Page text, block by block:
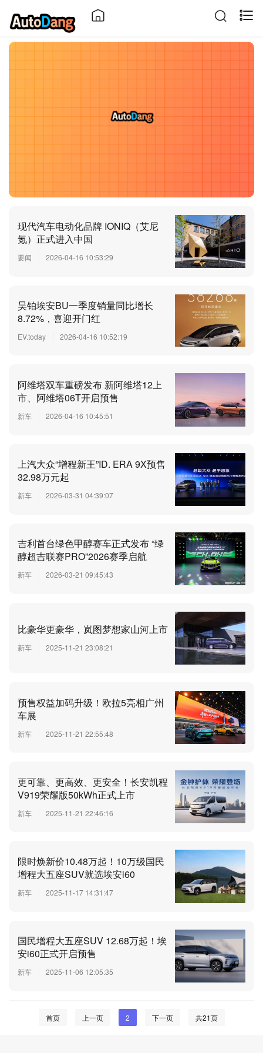
现代汽车电动化品牌 IONIQ（艾尼
氪）正式进入中国
要闻 2026-04-16 10:53:29
昊铂埃安BU一季度销量同比增长
8.72%，喜迎开门红
EV.today 2026-04-16 10:52:19
阿维塔双车重磅发布 新阿维塔12上
市、阿维塔06T开启预售
新车 2026-04-16 10:45:51
上汽大众“增程新王”ID. ERA 9X预售
32.98万元起
新车 2026-03-31 04:39:07
吉利首台绿色甲醇赛车正式发布 “绿
醇超吉联赛PRO”2026赛季启航
新车 2026-03-21 09:45:43
比豪华更豪华，岚图梦想家山河上市
新车 2025-11-21 23:08:21
预售权益加码升级！欧拉5亮相广州
车展
新车 2025-11-21 22:55:48
更可靠、更高效、更安全！长安凯程
V919荣耀版50kWh正式上市
新车 2025-11-21 22:46:16
限时焕新价10.48万起！10万级国民
增程大五座SUV就选埃安i60
新车 2025-11-17 14:31:47
国民增程大五座SUV 12.68万起！埃
安i60正式开启预售
新车 2025-11-06 12:05:35
首页 上一页 2 下一页 共21页